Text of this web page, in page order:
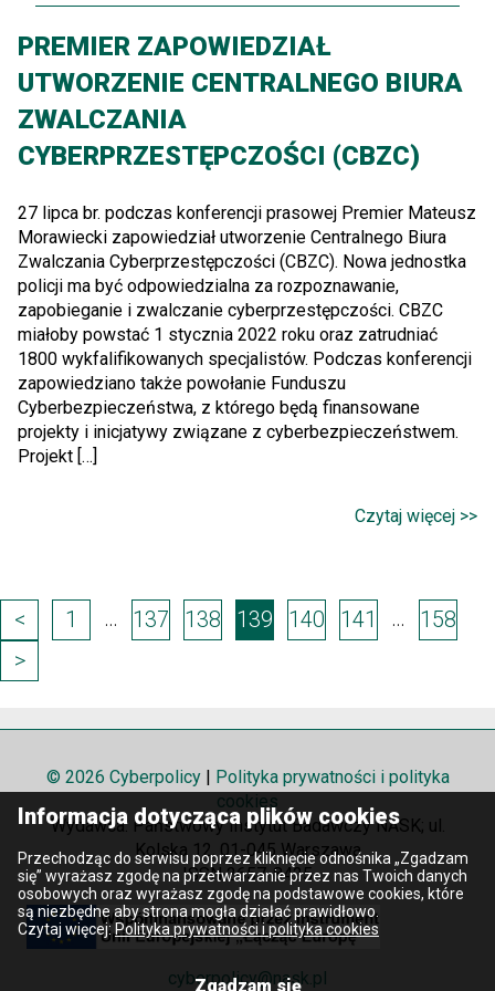
PREMIER ZAPOWIEDZIAŁ
UTWORZENIE CENTRALNEGO BIURA
ZWALCZANIA
CYBERPRZESTĘPCZOŚCI (CBZC)
27 lipca br. podczas konferencji prasowej Premier Mateusz
Morawiecki zapowiedział utworzenie Centralnego Biura
Zwalczania Cyberprzestępczości (CBZC). Nowa jednostka
policji ma być odpowiedzialna za rozpoznawanie,
zapobieganie i zwalczanie cyberprzestępczości. CBZC
miałoby powstać 1 stycznia 2022 roku oraz zatrudniać
1800 wykfalifikowanych specjalistów. Podczas konferencji
zapowiedziano także powołanie Funduszu
Cyberbezpieczeństwa, z którego będą finansowane
projekty i inicjatywy związane z cyberbezpieczeństwem.
Projekt […]
Czytaj więcej >>
Page
navigation
< 1 … 137 138 139 140 141 …
158
>
© 2026 Cyberpolicy | Polityka prywatności i polityka
cookies
Wydawca: Państwowy Instytut Badawczy NASK; ul.
Kolska 12, 01-045 Warszawa
ISSN 2657-8425
cyberpolicy@nask.pl
Informacja dotycząca plików cookies
Przechodząc do serwisu poprzez kliknięcie odnośnika „Zgadzam
się” wyrażasz zgodę na przetwarzanie przez nas Twoich danych
osobowych oraz wyrażasz zgodę na podstawowe cookies, które
są niezbędne aby strona mogła działać prawidłowo.
Czytaj więcej: Polityka prywatności i polityka cookies
Zgadzam się